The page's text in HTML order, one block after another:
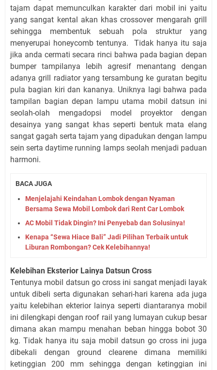
tajam dapat memunculkan karakter dari mobil ini yaitu
yang sangat kental akan khas crossover mengarah grill
sehingga membentuk sebuah pola struktur yang
menyerupai honeycomb tentunya. Tidak hanya itu saja
jika anda cermati secara rinci bahwa pada bagian depan
bumper tampilanya lebih agresif menantang dengan
adanya grill radiator yang tersambung ke guratan begitu
pula bagian kiri dan kananya. Uniknya lagi bahwa pada
tampilan bagian depan lampu utama mobil datsun ini
seolah-olah mengadopsi model proyektor dengan
desainya yang sangat khas seperti bentuk mata elang
sangat gagah serta tajam yang dipadukan dengan lampu
sein serta daytime running lamps seolah menjadi paduan
harmoni.
BACA JUGA
Menjelajahi Keindahan Lombok dengan Nyaman
Bersama Sewa Mobil Lombok dari Rent Car Lombok
AC Mobil Tidak Dingin? Ini Penyebab dan Solusinya!
Kenapa “Sewa Hiace Bali” Jadi Pilihan Terbaik untuk
Liburan Rombongan? Cek Kelebihannya!
Kelebihan Eksterior Lainya Datsun Cross
Tentunya mobil datsun go cross ini sangat menjadi layak
untuk dibeli serta digunakan sehari-hari karena ada juga
yaitu kelebihan ekterior lainya seperti diantaranya mobil
ini dilengkapi dengan roof rail yang lumayan cukup besar
dimana akan mampu menahan beban hingga bobot 30
kg. Tidak hanya itu saja mobil datsun go cross ini juga
dibekali dengan ground clearene dimana memiliki
ketinggian 200 mm sehingga dengan ketinggian ini